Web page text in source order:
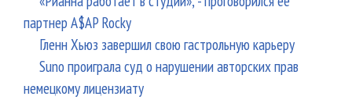
партнер A$AP Rocky
Гленн Хьюз завершил свою гастрольную карьеру
Suno проиграла суд о нарушении авторских прав
немецкому лицензиату